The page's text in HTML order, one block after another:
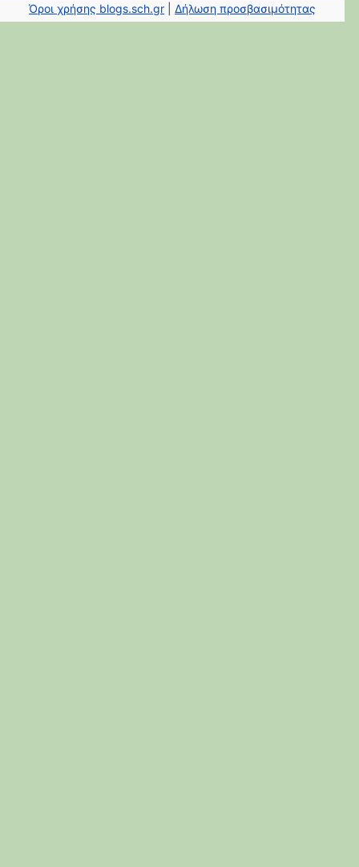
Όροι χρήσης blogs.sch.gr |Δήλωση προσβασιμότητας